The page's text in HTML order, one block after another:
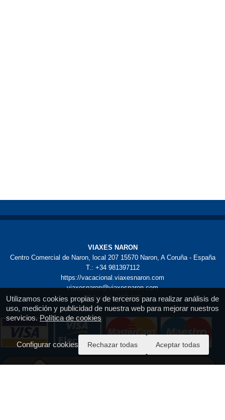
Utilizamos cookies propias y de terceros para realizar análisis de
uso, medición y publicidad de nuestra web para mejorar nuestros
servicios.Política de cookies
Configurar cookies Rechazar todas Aceptar todas
VIAXES NARON
Centro Comercial de Naron, local 207 15570 Naron, A Coruña - España
T.: +34 981397112
https://vacacional.viaxesnaron.com
viaxesnaron@viaxesnaron.com
Nº licencia: XG 180